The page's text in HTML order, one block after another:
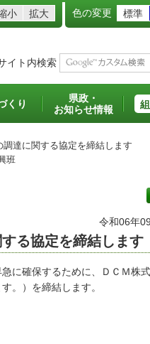
小 拡大 色の変更 標準
イト内検索
くり
県政・
お知らせ情報
達に関する協定を締結します
班
令和06年
る協定を締結します
に確保するために、ＤＣＭ株
。）を締結します。